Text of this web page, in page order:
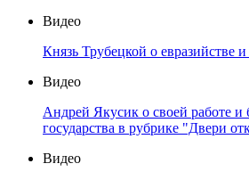
Видео
Князь Трубецкой о евразийстве
Видео
Андрей Якусик о своей работе
государства в рубрике "Двери
Видео